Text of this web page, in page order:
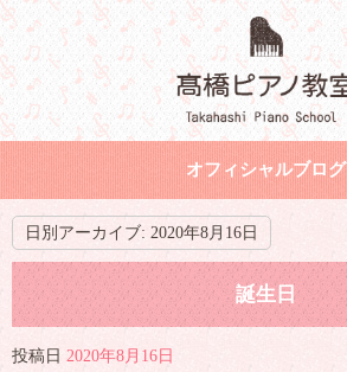
オフィシャルブログ
日別アーカイブ: 2020年8月16日
誕生日
投稿日 2020年8月16日